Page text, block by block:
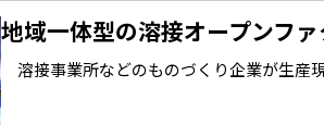
地域一体型の溶接オープンフ
溶接事業所などのものづくり企業が生産